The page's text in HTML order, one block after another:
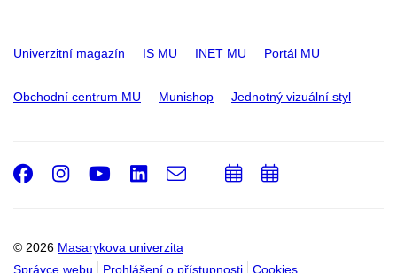
Univerzitní magazín IS MU INET MU Portál MU
Obchodní centrum MU Munishop Jednotný vizuální styl
© 2026 Masarykova univerzita
Správce webu
Prohlášení o přístupnosti Cookies
Facebook
Instagram
Youtube
LinkedIn
e-
Email
PřidatPřidat